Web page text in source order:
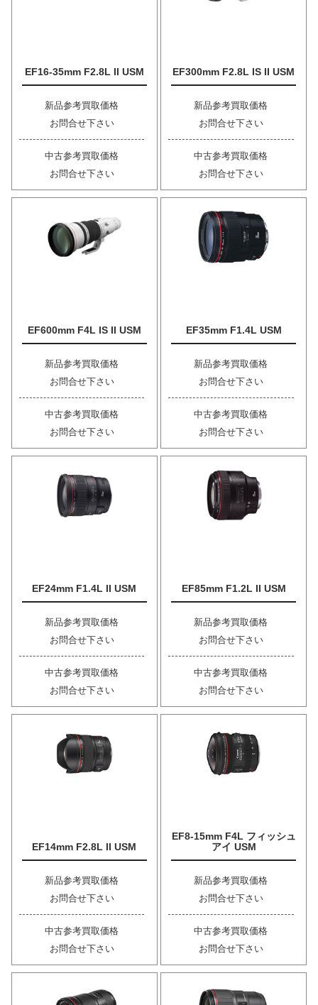
EF16-35mm F2.8L II USM
新品参考買取価格
お問合せ下さい
中古参考買取価格
お問合せ下さい
EF300mm F2.8L IS II USM
新品参考買取価格
お問合せ下さい
中古参考買取価格
お問合せ下さい
EF600mm F4L IS II USM
新品参考買取価格
お問合せ下さい
中古参考買取価格
お問合せ下さい
EF35mm F1.4L USM
新品参考買取価格
お問合せ下さい
中古参考買取価格
お問合せ下さい
EF24mm F1.4L II USM
新品参考買取価格
お問合せ下さい
中古参考買取価格
お問合せ下さい
EF85mm F1.2L II USM
新品参考買取価格
お問合せ下さい
中古参考買取価格
お問合せ下さい
EF14mm F2.8L II USM
新品参考買取価格
お問合せ下さい
中古参考買取価格
お問合せ下さい
EF8-15mm F4L フィッシュ
アイ USM
新品参考買取価格
お問合せ下さい
中古参考買取価格
お問合せ下さい